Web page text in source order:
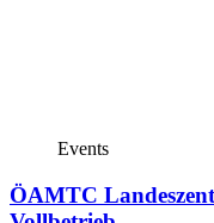
Events
ÖAMTC